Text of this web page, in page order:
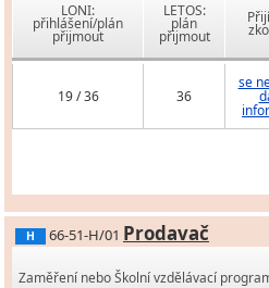
LONI:
přihlášení/plán
přijmout
LETOS:
plán
přijmout
19 / 36 36
se
H 66-51-H/01 Prodavač
Zaměření nebo Školní vzdělávací